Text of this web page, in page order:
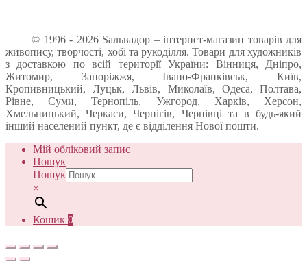
© 1996 - 2026 Sальвадор – інтернет-магазин товарів для
живопису, творчості, хобі та рукоділля. Товари для художників
з доставкою по всій території України: Вінниця, Дніпро,
Житомир, Запоріжжя, Івано-Франківськ, Київ,
Кропивницький, Луцьк, Львів, Миколаїв, Одеса, Полтава,
Рівне, Суми, Тернопіль, Ужгород, Харків, Херсон,
Хмельницький, Черкаси, Чернігів, Чернівці та в будь-який
інший населений пункт, де є відділення Нової пошти.
Мій обліковий запис
Пошук
Пошук
×
Кошик 0